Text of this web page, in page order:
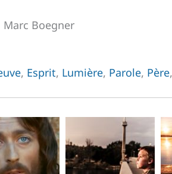
Marc Boegner
, Esprit, Lumière, Parole, Père